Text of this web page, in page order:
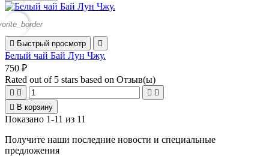
 Быстрый просмотр 
Белый чай Бай Лун Чжу.
750 ₽
Rated out of 5 stars based on Отзыв(ы)
   
 В корзину
Показано 1-11 из 11
Получите наши последние новости и специальные
предложения